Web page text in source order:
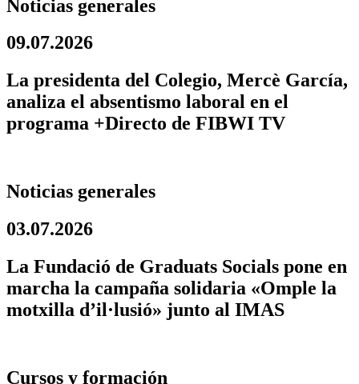
Noticias generales
09.07.2026
La presidenta del Colegio, Mercè García,
analiza el absentismo laboral en el
programa +Directo de FIBWI TV
Noticias generales
03.07.2026
La Fundació de Graduats Socials pone en
marcha la campaña solidaria «Omple la
motxilla d’il·lusió» junto al IMAS
Cursos y formación